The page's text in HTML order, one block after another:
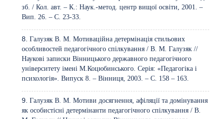
зб. / Кол. авт. – К.: Наук.-метод. центр вищої освіти, 2001. –
Вип. 26. – С. 23-33.
Галузяк В. М. Мотиваційна детермінація стильових
особливостей педагогічного спілкування / В. М. Галузяк //
Наукові записки Вінницького державного педагогічного
університету імені М.Коцюбинського. Серія: «Педагогіка і
психологія». Випуск 8. – Вінниця, 2003. – С. 158 – 163.
Галузяк В. М. Мотиви досягнення, афіляції та домінування
як особистісні детермінанти педагогічного спілкування / В.